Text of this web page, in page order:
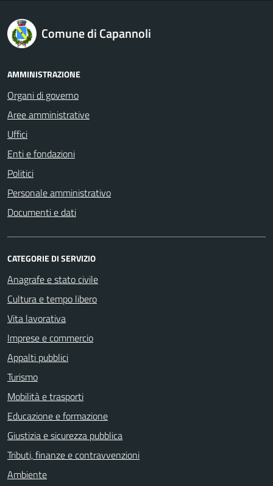
logo Unione Europea
Comune di Capannoli
AMMINISTRAZIONE
Organi di governo
Aree amministrative
Uffici
Enti e fondazioni
Politici
Personale amministrativo
Documenti e dati
CATEGORIE DI SERVIZIO
Anagrafe e stato civile
Cultura e tempo libero
Vita lavorativa
Imprese e commercio
Appalti pubblici
Turismo
Mobilità e trasporti
Educazione e formazione
Giustizia e sicurezza pubblica
Tributi, finanze e contravvenzioni
Ambiente